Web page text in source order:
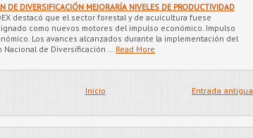
DE DIVERSIFICACIÓN MEJORARÍA NIVELES DE PRODUCTIVIDAD
destacó que el sector forestal y de acuicultura fuese
como nuevos motores del impulso económico. Impulso
Los avances alcanzados durante la implementación del
Nacional de Diversificación …
Read More
Entrada antigua
Inicio